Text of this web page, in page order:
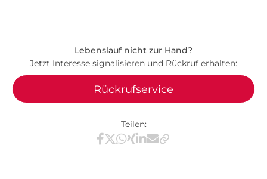
Lebenslauf nicht zur Hand?
Jetzt Interesse signalisieren und Rückruf erhalten:
Rückrufservice
Teilen:
Teilen via Facebook
Teilen via X / Twitter
Teilen via WhatsApp
Teilen via Xing
Teilen via LinkedIn
Teilen via E-Mail